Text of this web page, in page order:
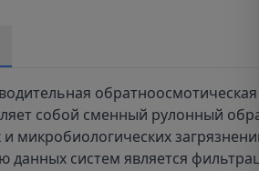
собой сменный рулонный
и микробиологических
данных систем является